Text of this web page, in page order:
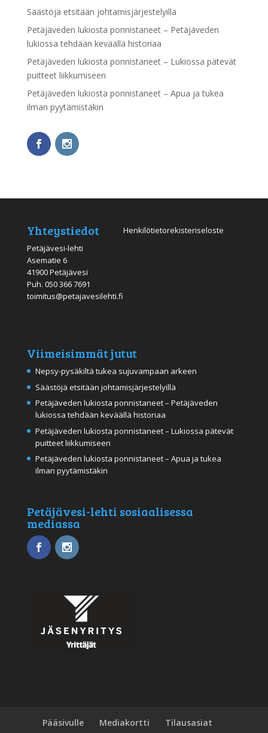
Säästöjä etsitään johtamisjärjestelyillä
Petäjäveden lukiosta ponnistaneet – Petäjäveden
lukiossa tehdään keväällä historiaa
Petäjäveden lukiosta ponnistaneet – Lukiossa pätevät
puitteet liikkumiseen
Petäjäveden lukiosta ponnistaneet – Apua ja tukea
ilman pyytämistäkin
Yhteystiedot
Petäjävesi-lehti
Asematie 6
41900 Petäjävesi
Puh. 050 366 7691
toimitus@petajavesilehti.fi
Henkilötietorekisteriseloste
Viimeisimmät jutut
Nepsy-pysäkiltä tukea sujuvampaan arkeen
Säästöjä etsitään johtamisjärjestelyillä
Petäjäveden lukiosta ponnistaneet – Petäjäveden
lukiossa tehdään keväällä historiaa
Petäjäveden lukiosta ponnistaneet – Lukiossa pätevät
puitteet liikkumiseen
Petäjäveden lukiosta ponnistaneet – Apua ja tukea
ilman pyytämistäkin
Petäjävesi-lehti sosiaalisessa
mediassa
Pääsivulle Mediakortti
Tilausasiat